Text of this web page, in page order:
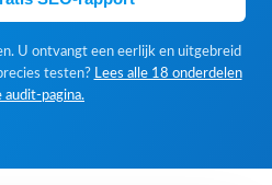
U ontvangt een eerlijk en uitgebreid
testen? Lees alle 18 onderdelen
audit-pagina.